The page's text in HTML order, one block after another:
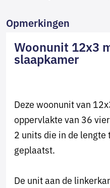
Opmerkingen
Woonunit 12x3
slaapkamer
Deze woonunit van
oppervlakte van 36
2 units die in de
geplaatst.
De unit aan de